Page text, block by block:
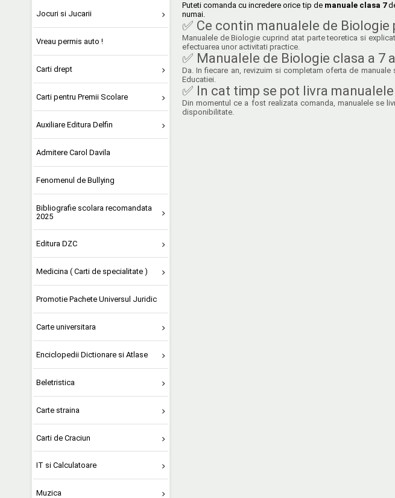
Jocuri si Jucarii
Vreau permis auto !
Carti drept
Carti pentru Premii Scolare
Auxiliare Editura Delfin
Admitere Carol Davila
Fenomenul de Bullying
Bibliografie scolara recomandata
2025
Editura DZC
Medicina ( Carti de specialitate )
Promotie Pachete Universul Juridic
Carte universitara
Enciclopedii Dictionare si Atlase
Beletristica
Carte straina
Carti de Craciun
IT si Calculatoare
Muzica
Puteti comanda cu incredere orice tip demanuale clasa 7
numai.
✅ Ce contin manualele de Biologie
Manualele de Biologie cuprind atat parte teoretica si
efectuarea unor activitati practice.
✅ Manualele de Biologie clasa a 7
Da. In fiecare an, revizuim si completam oferta de
Educatiei.
✅ In cat timp se pot livra
Din momentul ce a fost realizata comanda, manualele se
disponibilitate.